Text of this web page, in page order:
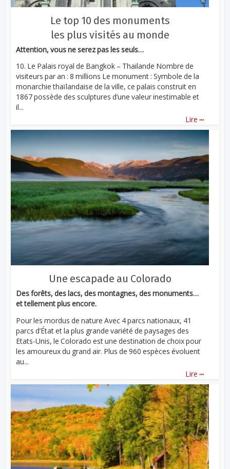
Le top 10 des monuments
les plus visités au monde
Attention, vous ne serez pas les seuls…
10. Le Palais royal de Bangkok – Thailande Nombre de
visiteurs par an : 8 millions Le monument : Symbole de la
monarchie thaïlandaise de la ville, ce palais construit en
1867 possède des sculptures d’une valeur inestimable et
il...
Lire ...
Une escapade au Colorado
Des forêts, des lacs, des montagnes, des monuments…
et tellement plus encore.
Pour les mordus de nature Avec 4 parcs nationaux, 41
parcs d’État et la plus grande variété de paysages des
Etats-Unis, le Colorado est une destination de choix pour
les amoureux du grand air. Plus de 960 espèces évoluent
au...
Lire ...